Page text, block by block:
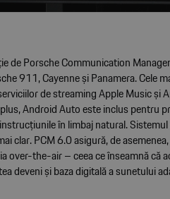
de Porsche Communication
911, Cayenne și Panamera. Cele
de streaming Apple Music și
Android Auto este inclus pentru
în limbaj natural.
clar. PCM 6.0 asigură, de
over-the-air – ceea ce înseamnă că
deveni și baza digitală a sunetului